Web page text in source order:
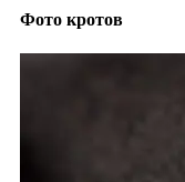
Фото кротов